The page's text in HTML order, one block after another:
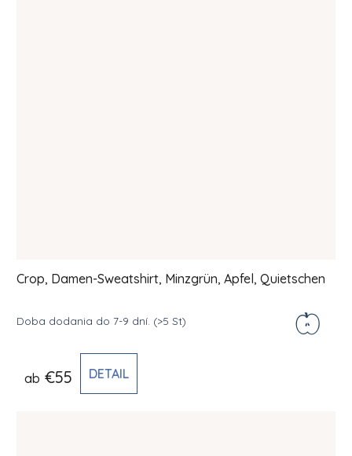
Crop, Damen-Sweatshirt, Minzgrün, Apfel, Quietschen
Doba dodania do 7-9 dní. (>5 St)
ab €55 DETAIL